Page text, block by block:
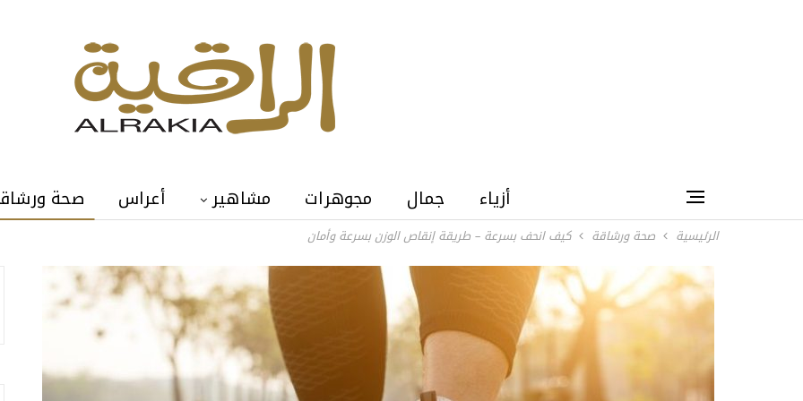
أزياء جمال مجوهرات مشاهير أعراس صحة
الرئيسية صحة ورشاقة كيف انحف بسرعة – طريقة إنقاص الوزن بسرعة وأمان